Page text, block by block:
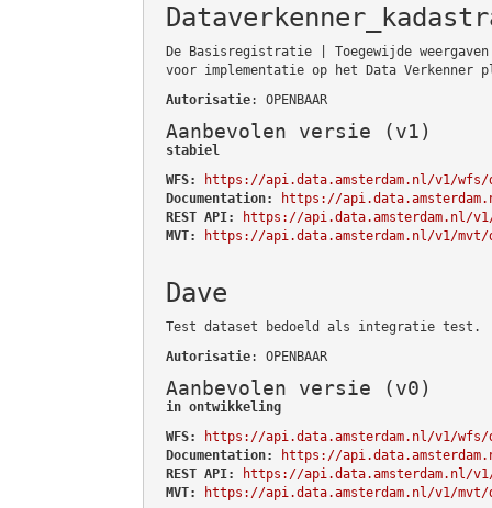
De Basisregistratie | Toegewijde
voor implementatie op het Data Verkenner
Autorisatie: OPENBAAR
Aanbevolen versie (v1)
stabiel
WFS:
https://api.data.amsterdam.nl/v1/wfs/
Documentation:
https://
REST API:
https://api.data.amsterdam.nl/
MVT:
https://api.data.amsterdam.nl/v1/mvt/
Dave
Test dataset bedoeld als integratie test.
Autorisatie: OPENBAAR
Aanbevolen versie (v0)
in ontwikkeling
WFS:
https://api.data.amsterdam.nl/v1/wfs/
Documentation:
https://
REST API:
https://api.data.amsterdam.nl/
MVT:
https://api.data.amsterdam.nl/v1/mvt/